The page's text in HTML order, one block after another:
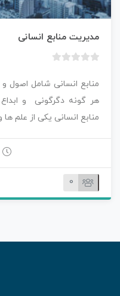
مدیریت منابع انسانی
د
و
ن
ا
0
ی
منابع انسانی شامل اصول
هر گونه دگرگونی و
منابع انسانی یکی از علم
0